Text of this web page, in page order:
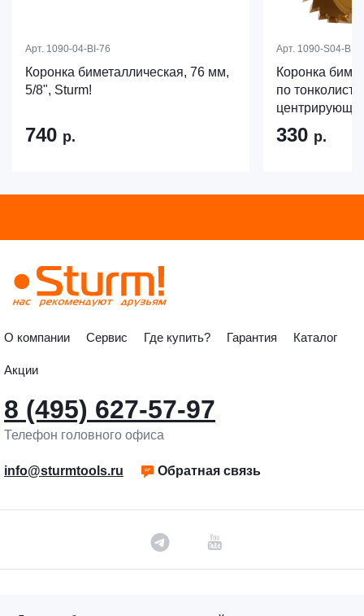
Арт. 1090-04-BI-76
Коронка биметаллическая, 76 мм,
5/8", Sturm!
740 р.
Арт. 1090-S04-BI-
Коронка
по
330 р.
О компании Сервис Где купить? Гарантия Каталог
Акции
8 (495) 627-57-97
Телефон головного офиса
info@sturmtools.ru Обратная связь